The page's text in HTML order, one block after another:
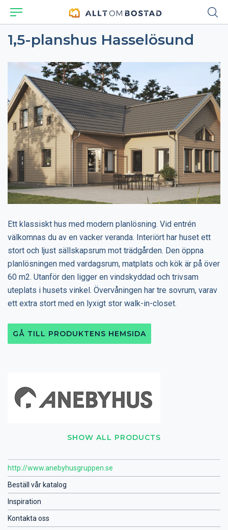
1,5-planshus Hasselösund
SHOW ALL PRODUCTS
http://www.anebyhusgruppen.se
Beställ vår katalog
Inspiration
Kontakta oss
Ett klassiskt hus med modern planlösning. Vid entrén
välkomnas du av en vacker veranda. Interiört har huset ett
stort och ljust sällskapsrum mot trädgården. Den öppna
planlösningen med vardagsrum, matplats och kök är på över
60 m2. Utanför den ligger en vindskyddad och trivsam
uteplats i husets vinkel. Övervåningen har tre sovrum, varav
ett extra stort med en lyxigt stor walk-in-closet.
GÅ TILL PRODUKTENS HEMSIDA